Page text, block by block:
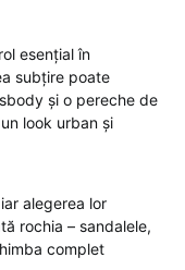
esențial în
subțire poate
și o pereche de
look urban și
alegerea lor
rochia – sandalele,
complet